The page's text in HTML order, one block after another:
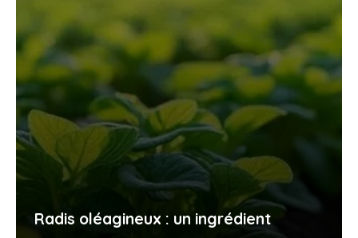
Radis oléagineux : un ingrédient